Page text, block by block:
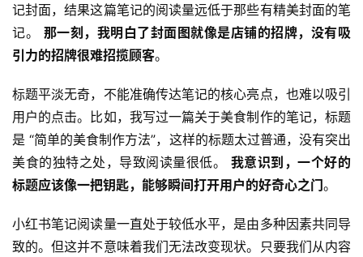
记封面，结果这篇笔记的阅读量远低于那些有精美封面的笔
记。 那一刻，我明白了封面图就像是店铺的招牌，没有吸
引力的招牌很难招揽顾客。
标题平淡无奇，不能准确传达笔记的核心亮点，也难以吸引
用户的点击。比如，我写过一篇关于美食制作的笔记，标题
是 “简单的美食制作方法”，这样的标题太过普通，没有突出
美食的独特之处，导致阅读量很低。 我意识到，一个好的
标题应该像一把钥匙，能够瞬间打开用户的好奇心之门。
小红书笔记阅读量一直处于较低水平，是由多种因素共同导
致的。但这并不意味着我们无法改变现状。只要我们从内容